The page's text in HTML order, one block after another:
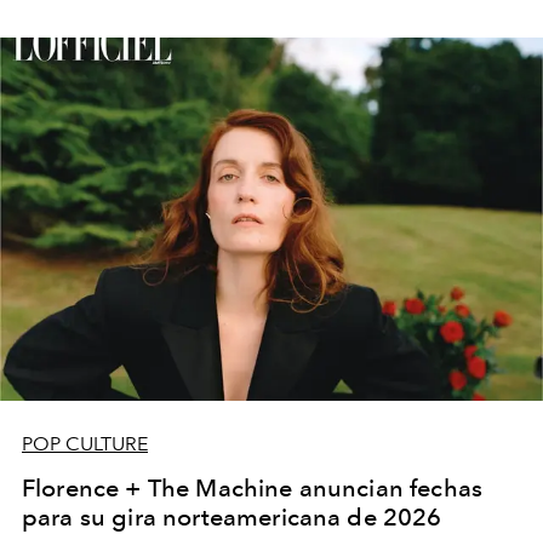
POP CULTURE
Florence + The Machine anuncian fechas
para su gira norteamericana de 2026